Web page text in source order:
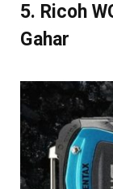
5. Ricoh
Gahar